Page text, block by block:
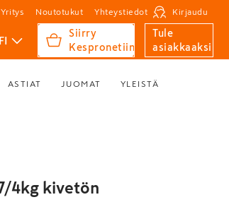
Yritys Noutotukut Yhteystiedot Kirjaudu
FI
Siirry
Kespronetiin
Tule
asiakkaaksi
ASTIAT JUOMAT YLEISTÄ
4kg kivetön